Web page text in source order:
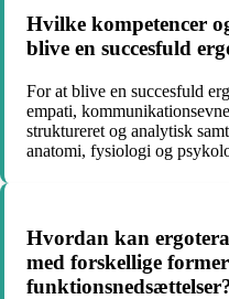
Hvilke kompetencer
blive en succesfuld
For at blive en succesfuld
empati,
struktureret og analytisk
anatomi, fysiologi og
Hvordan kan
med forskellige